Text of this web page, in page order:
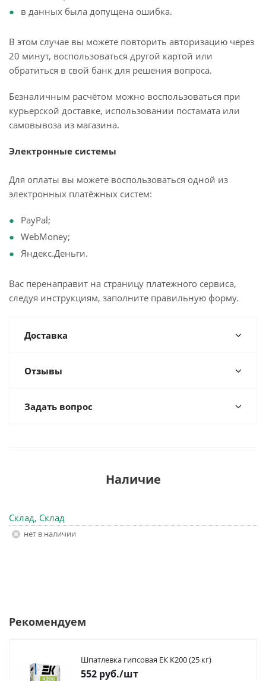
в данных была допущена ошибка.
В этом случае вы можете повторить авторизацию через
20 минут, воспользоваться другой картой или
обратиться в свой банк для решения вопроса.
Безналичным расчётом можно воспользоваться при
курьерской доставке, использовании постамата или
самовывоза из магазина.
Электронные системы
Для оплаты вы можете воспользоваться одной из
электронных платёжных систем:
PayPal;
WebMoney;
Яндекс.Деньги.
Вас перенаправит на страницу платежного сервиса,
следуя инструкциям, заполните правильную форму.
Доставка
Отзывы
Задать вопрос
Наличие
Склад, Склад
Нет в наличии
Рекомендуем
Шпатлевка гипсовая ЕК К200 (25 кг)
552 руб./шт